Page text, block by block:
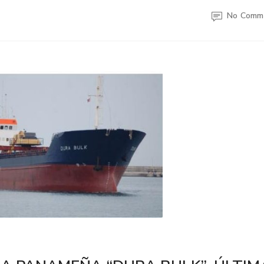
No